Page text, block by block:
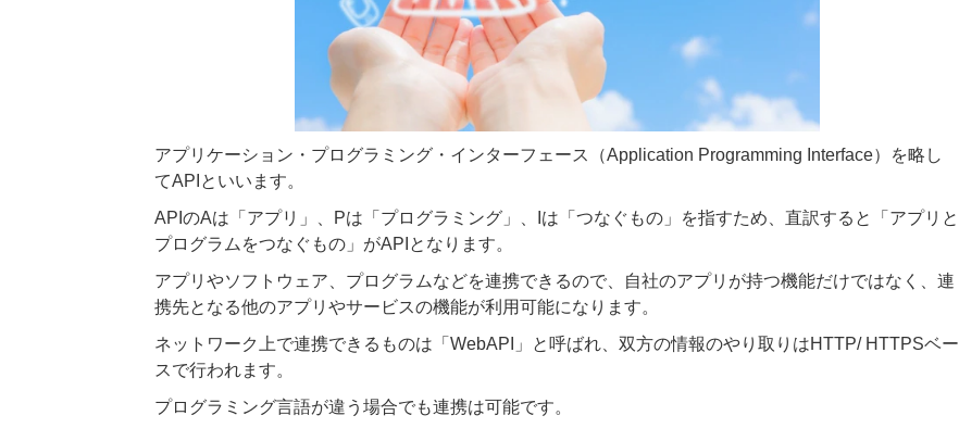
アプリケーション・プログラミング・インターフェース（Application Programming Interface）を略し
てAPIと いいます。
APIのAは「アプリ」、Pは「プログラミング」、Iは「つなぐもの」を指すため、直訳すると「アプリと
プログラムをつなぐもの」がAPIとなります。
アプリやソフトウェア、プログラムなどを連携できるので、自社のアプリが持つ機能だけではなく、連
携先となる他のアプリやサービスの機能が利用可能になります。
ネットワーク上で連携できるものは「WebAPI」と呼ばれ、双方の情報のやり取りはHTTP/ HTTPSベー
スで行われます。
プログラミング言語が違う場合でも連携は可能です。